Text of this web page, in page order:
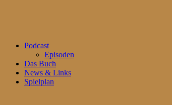
Podcast
Episoden
Das Buch
News & Links
Spielplan